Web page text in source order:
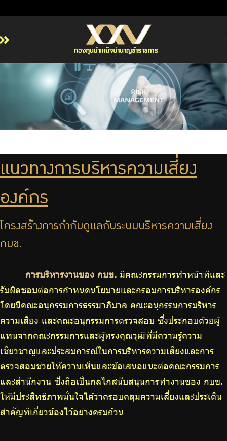
หน้าหลัก
เกี่ยวกับ กบข.
รายงานผลการดำเนินงาน
จัดซื้อจัดจ้าง
บริการเจ้าหน้าที่ส่วนราชการ
แนวทางการบริหารความเสี่ยง
องค์กร
โครงสร้างการกำกับดูแลกับระบบบริหารความเสี่ยง
กบข.
การบริหารงานของ กบข. มีคณะกรรมการทำหน้าที่และ
รับผิดชอบต่อการกำหนดนโยบายและกรอบการบริหารองค์กร
โดยมีคณะอนุกรรมการธรรมาภิบาล คณะอนุกรรมการบริหาร
ความเสี่ยง และคณะอนุกรรมการตรวจสอบ ซึ่งประกอบด้วยผู้
แทนจากคณะกรรมการและผู้ทรงคุณวุฒิที่มีความรู้ความ
เชี่ยวชาญและประสบการณ์ในการบริหารความเสี่ยงและการ
ตรวจสอบช่วยให้ความเห็นและข้อเสนอแนะต่อคณะกรรมการ
และสำนักงาน ซึ่งถือเป็นกลไกสนับสนุนการทำงานของ กบข.
ให้มีประสิทธิภาพมั่นใจได้ว่าครอบคลุมความเสี่ยงและประเด็น
สำคัญที่เกี่ยวข้องไว้อย่างครบถ้วน